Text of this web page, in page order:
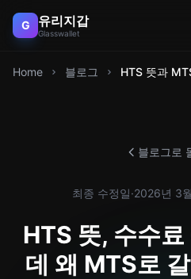
G 유리지갑
Glasswallet
Home 블로그 HTS 뜻과
블로그로
최종 수정일·2026년 3
HTS 뜻, 수수
데 왜 MTS로